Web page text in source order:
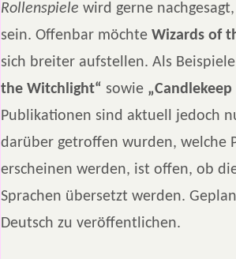
Rollenspiele wird gerne
sein. Offenbar möchte Wizards of
sich breiter aufstellen. Als
the Witchlight“ sowie
Publikationen sind aktuell jedoch
darüber getroffen wurden, welche
erscheinen werden, ist offen, ob
Sprachen übersetzt werden.
Deutsch zu veröffentlichen.